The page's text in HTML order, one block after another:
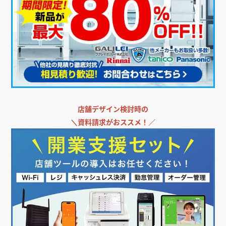
＼飲食店・店舗向けエアコンをお探しなら／
＼飲食店担当者・納入業者の方必見!／